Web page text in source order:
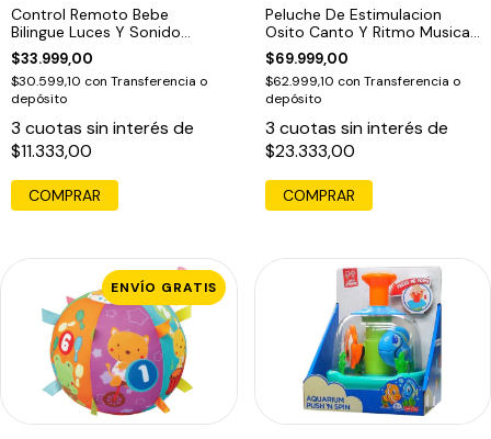
Control Remoto Bebe
Bilingue Luces Y Sonido
Musical
$33.999,00
$30.599,10 con Transferencia o
depósito
3 cuotas sin interés de
$11.333,00
Peluche De Estimulacion
Osito Canto Y Ritmo Musical
Osito Canto
$69.999,00
$62.999,10 con Transferencia o
depósito
3 cuotas sin interés de
$23.333,00
ENVÍO GRATIS